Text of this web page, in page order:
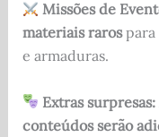
Missões de
materiais rarospara
e armaduras.
Extras surpresas:
conteúdos serão